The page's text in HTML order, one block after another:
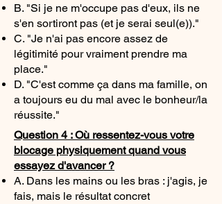
B. "Si je ne m'occupe pas d'eux, ils ne
s'en sortiront pas (et je serai seul(e))."
C. "Je n'ai pas encore assez de
légitimité pour vraiment prendre ma
place."
D. "C'est comme ça dans ma famille, on
a toujours eu du mal avec le bonheur/la
réussite."
Question 4 : Où ressentez-vous votre
blocage physiquement quand vous
essayez d'avancer ?
A. Dans les mains ou les bras : j'agis, je
fais, mais le résultat concret